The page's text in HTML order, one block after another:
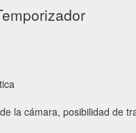
la cámara, posibilidad de